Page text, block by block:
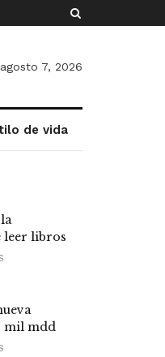
7, 2026
de vida
leer libros
mil mdd